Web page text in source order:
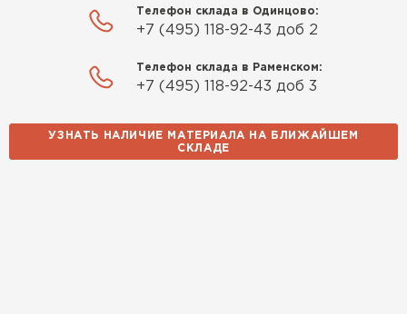
Телефон склада в Одинцово:
+7 (495) 118-92-43 доб 2
Телефон склада в Раменском:
+7 (495) 118-92-43 доб 3
УЗНАТЬ НАЛИЧИЕ МАТЕРИАЛА НА БЛИЖАЙШЕМ
СКЛАДЕ